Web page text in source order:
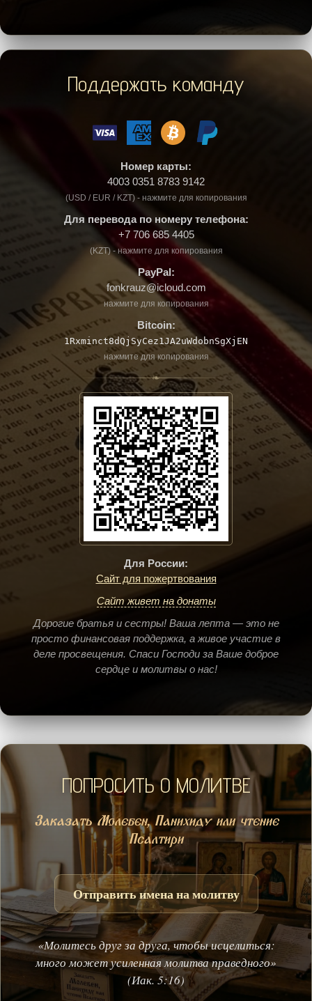
Поддержать команду
Номер карты:
4003 0351 8783 9142
(USD / EUR / KZT) - нажмите для копирования
Для перевода по номеру телефона:
+7 706 685 4405
(KZT) - нажмите для копирования
PayPal:
fonkrauz@icloud.com
нажмите для копирования
Bitcoin:
1Rxminct8dQjSyCez1JA2uWdobnSgXjEN
нажмите для копирования
❧
Для России:
Сайт для пожертвования
Сайт живет на донаты
Дорогие братья и сестры! Ваша лепта — это не
просто финансовая поддержка, а живое участие в
деле просвещения. Спаси Господи за Ваше доброе
сердце и молитвы о нас!
ПОПРОСИТЬ О МОЛИТВЕ
Заказать Молебен, Панихиду или чтение
Псалтири
Отправить имена на молитву
«Молитесь друг за друга, чтобы исцелиться:
много может усиленная молитва праведного»
(Иак. 5:16)